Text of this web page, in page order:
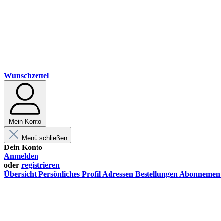
Wunschzettel
Mein Konto
Menü schließen
Dein Konto
Anmelden
oder registrieren
Übersicht Persönliches Profil Adressen Bestellungen